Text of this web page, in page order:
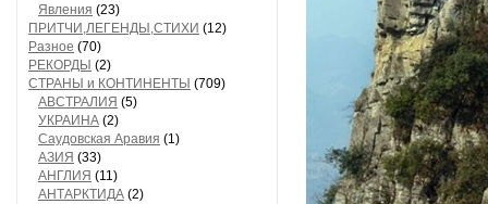
Явления (23)
ПРИТЧИ,ЛЕГЕНДЫ,СТИХИ (12)
Разное (70)
РЕКОРДЫ (2)
СТРАНЫ и КОНТИНЕНТЫ (709)
АВСТРАЛИЯ (5)
УКРАИНА (2)
Саудовская Аравия (1)
АЗИЯ (33)
АНГЛИЯ (11)
АНТАРКТИДА (2)